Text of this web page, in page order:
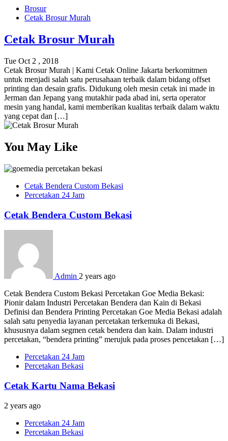
Brosur
Cetak Brosur Murah
Cetak Brosur Murah
Tue Oct 2 , 2018
Cetak Brosur Murah | Kami Cetak Online Jakarta berkomitmen
untuk menjadi salah satu perusahaan terbaik dalam bidang offset
printing dan desain grafis. Didukung oleh mesin cetak ini made in
Jerman dan Jepang yang mutakhir pada abad ini, serta operator
mesin yang handal, kami memberikan kualitas terbaik dalam waktu
yang cepat dan […]
You May Like
Cetak Bendera Custom Bekasi
Percetakan 24 Jam
Cetak Bendera Custom Bekasi
Admin 2 years ago
Cetak Bendera Custom Bekasi Percetakan Goe Media Bekasi:
Pionir dalam Industri Percetakan Bendera dan Kain di Bekasi
Definisi dan Bendera Printing Percetakan Goe Media Bekasi adalah
salah satu penyedia layanan percetakan terkemuka di Bekasi,
khususnya dalam segmen cetak bendera dan kain. Dalam industri
percetakan, “bendera printing” merujuk pada proses pencetakan […]
Percetakan 24 Jam
Percetakan Bekasi
Cetak Kartu Nama Bekasi
2 years ago
Percetakan 24 Jam
Percetakan Bekasi